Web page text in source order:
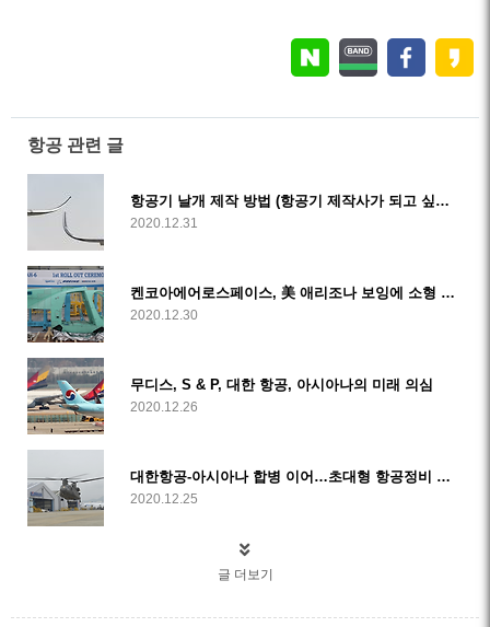
항공 관련 글
항공기 날개 제작 방법 (항공기 제작사가 되고 싶다면 봐야할 글)
2020.12.31
켄코아에어로스페이스, 美 애리조나 보잉에 소형 공격형 헬기 초도 납품
2020.12.30
무디스, S & P, 대한 항공, 아시아나의 미래 의심
2020.12.26
대한항공-아시아나 합병 이어…초대형 항공정비 법인도 등장하나
2020.12.25
글 더보기